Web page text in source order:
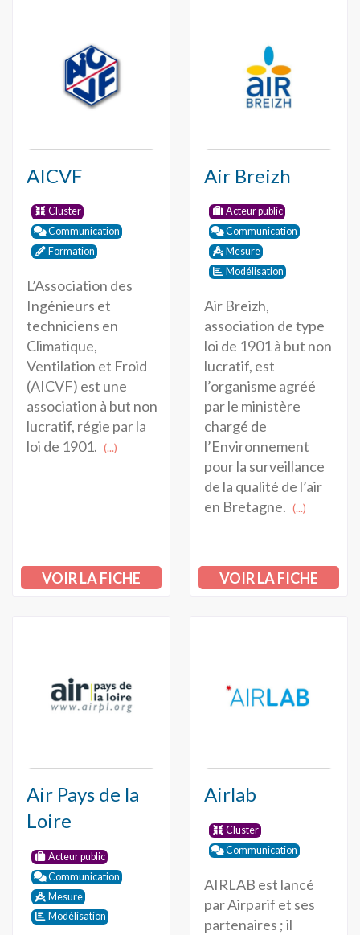
AICVF
Cluster
Communication
Formation
L’Association des
Ingénieurs et
techniciens en
Climatique,
Ventilation et Froid
(AICVF) est une
association à but non
lucratif, régie par la
loi de 1901. (...)
VOIR LA FICHE
Air Breizh
Acteur public
Communication
Mesure
Modélisation
Air Breizh,
association de type
loi de 1901 à but non
lucratif, est
l’organisme agréé
par le ministère
chargé de
l’Environnement
pour la surveillance
de la qualité de l’air
en Bretagne. (...)
VOIR LA FICHE
Air Pays de la
Loire
Acteur public
Communication
Mesure
Modélisation
Airlab
Cluster
Communication
AIRLAB est lancé
par Airparif et ses
partenaires ; il